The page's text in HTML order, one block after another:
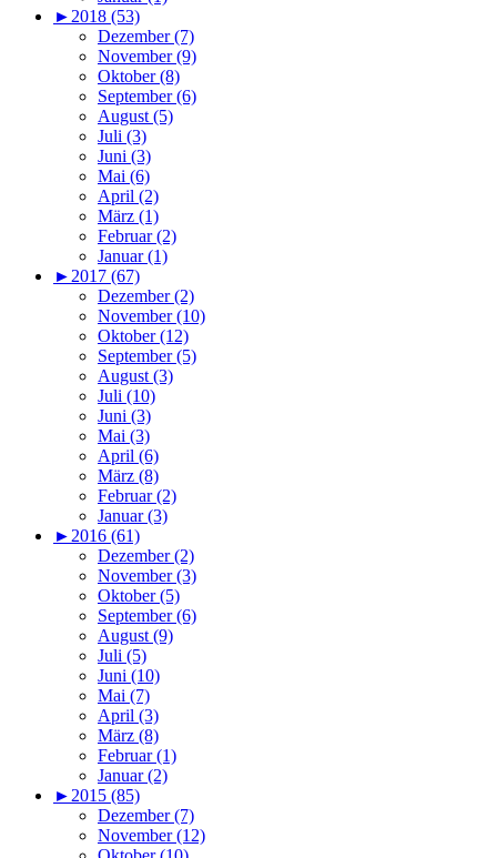
►2018 (53)
Dezember (7)
November (9)
Oktober (8)
September (6)
August (5)
Juli (3)
Juni (3)
Mai (6)
April (2)
März (1)
Februar (2)
Januar (1)
►2017 (67)
Dezember (2)
November (10)
Oktober (12)
September (5)
August (3)
Juli (10)
Juni (3)
Mai (3)
April (6)
März (8)
Februar (2)
Januar (3)
►2016 (61)
Dezember (2)
November (3)
Oktober (5)
September (6)
August (9)
Juli (5)
Juni (10)
Mai (7)
April (3)
März (8)
Februar (1)
Januar (2)
►2015 (85)
Dezember (7)
November (12)